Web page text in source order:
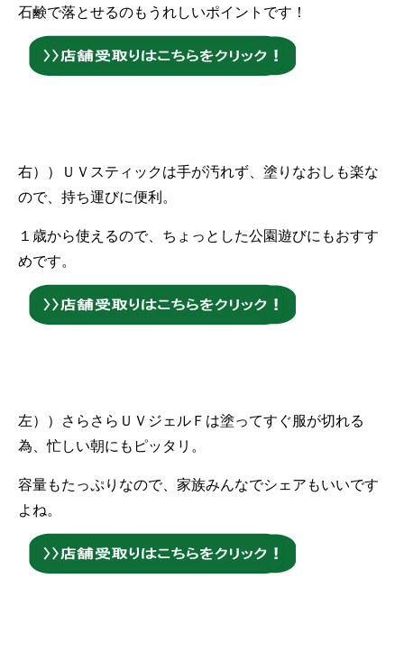
石鹸で落とせるのもうれしいポイントです！
右））ＵＶスティックは手が汚れず、塗りなおしも楽な
ので、持ち運びに便利。
１歳から使えるので、ちょっとした公園遊びにもおすす
めです。
左））さらさらＵＶジェルＦは塗ってすぐ服が切れる
為、忙しい朝にもピッタリ。
容量もたっぷりなので、家族みんなでシェアもいいです
よね。